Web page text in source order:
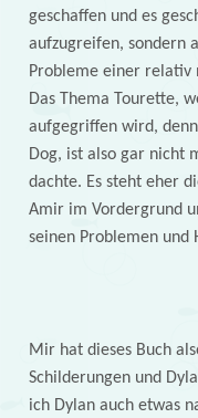
geschaffen und es
aufzugreifen, sondern
Probleme einer relativ
Das Thema Tourette,
aufgegriffen wird,
Dog, ist also gar nicht
dachte. Es steht eher
Amir im Vordergrund
seinen Problemen
Mir hat dieses Buch
Schilderungen und
ich Dylan auch etwas